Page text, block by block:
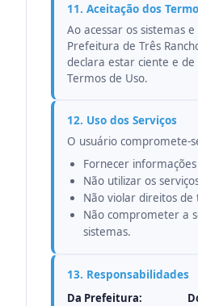
11. Aceitação dos
Ao acessar os sistemas
Prefeitura de Três
declara estar ciente e
Termos de Uso.
12. Uso dos Serviços
O usuário compromete-
Fornecer
Não utilizar os
Não violar direitos de
Não comprometer a
sistemas.
13. Responsabilidades
Da Prefeitura: